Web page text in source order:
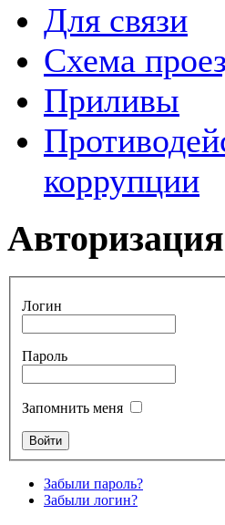
Для связи
Схема
Приливы
коррупции
Авторизация
Логин
Пароль
Запомнить меня
Забыли пароль?
Забыли логин?